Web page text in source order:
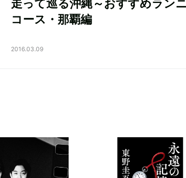
走って巡る沖縄～おすすめラン
コース・那覇編
2016.03.09